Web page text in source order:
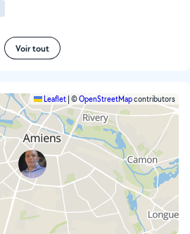
Voir tout
Leaflet ©OpenStreetMapcontributors